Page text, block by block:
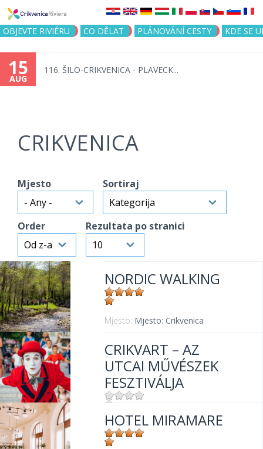
Jump to navigation
OBJEVTE RIVIÉRU CO DĚLAT PLÁNOVÁNÍ CESTY KDE SE
15
AUG
116. ŠILO-CRIKVENICA - PLAVECK...
CRIKVENICA
Mjesto Sortiraj
Order Rezultata po stranici
NORDIC WALKING
Mjesto: Mjesto: Crikvenica
CRIKVART – AZ
UTCAI MŰVÉSZEK
FESZTIVÁLJA
Mjesto: Mjesto: Crikvenica
HOTEL MIRAMARE